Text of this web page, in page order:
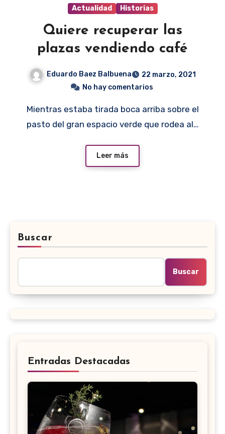
Actualidad Historias
Quiere recuperar las
plazas vendiendo café
Eduardo Baez Balbuena
22 marzo, 2021
No hay comentarios
Mientras estaba tirada boca arriba sobre el
pasto del gran espacio verde que rodea al…
Leer más
Buscar
Buscar
Entradas Destacadas